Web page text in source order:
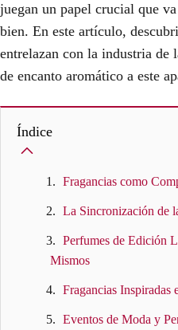
juegan un papel crucial que
bien. En este artículo,
entrelazan con la industria de
de encanto aromático a este
Índice
Fragancias como
La Sincronización de
Perfumes de Edición
Mismos
Fragancias Inspiradas
Eventos de Moda y